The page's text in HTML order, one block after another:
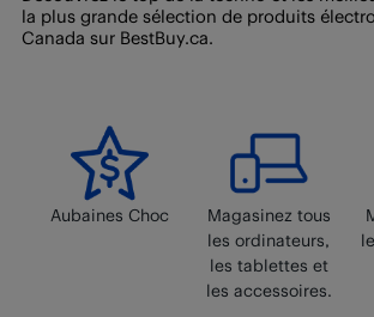
retourner un article de la Place de
pouvez pas retourner les produits de la
la plus grande sélection de produits
Canada sur BestBuy.ca.
Aubaines Choc
Magasinez tous
les ordinateurs,
les tablettes et
les accessoires.